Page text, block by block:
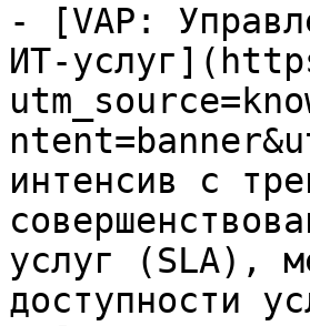
- [VAP:
ИТ-
интенсив с
услуг (SLA),
доступности